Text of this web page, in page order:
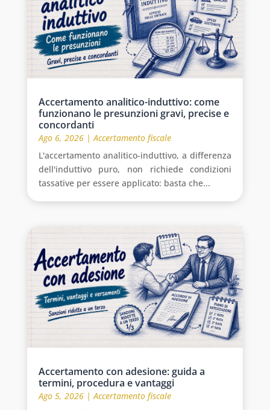
Accertamento analitico-induttivo: come
funzionano le presunzioni gravi, precise e
concordanti
Ago 6, 2026|Accertamento fiscale
L'accertamento analitico-induttivo, a differenza
dell'induttivo puro, non richiede condizioni
tassative per essere applicato: basta che...
Accertamento con adesione: guida a
termini, procedura e vantaggi
Ago 5, 2026|Accertamento fiscale